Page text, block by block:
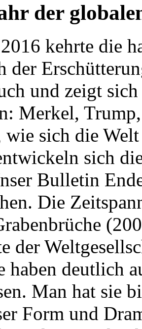
der
kehrte die
der
und zeigt
Merkel,
wie sich die
sich
Bulletin
Die
der
haben deutlich
Man hat sie
Form und